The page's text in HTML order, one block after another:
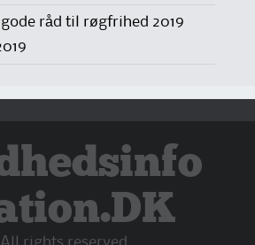
gode råd til røgfrihed 2019
rights reserved.